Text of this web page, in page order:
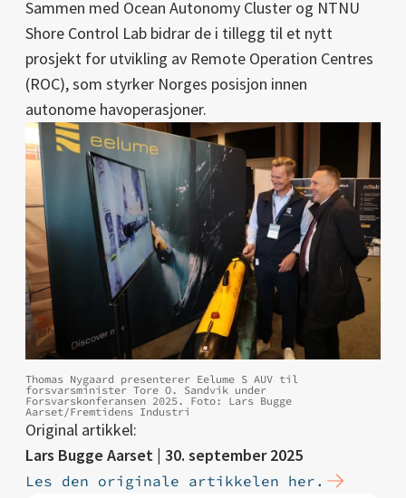
Sammen med Ocean Autonomy Cluster og NTNU
Shore Control Lab bidrar de i tillegg til et nytt
prosjekt for utvikling av Remote Operation Centres
(ROC), som styrker Norges posisjon innen
autonome havoperasjoner.
Thomas Nygaard presenterer Eelume S AUV til
forsvarsminister Tore O. Sandvik under
Forsvarskonferansen 2025. Foto: Lars Bugge
Aarset/Fremtidens Industri
Original artikkel:
Lars Bugge Aarset | 30. september 2025
Les den originale artikkelen her.